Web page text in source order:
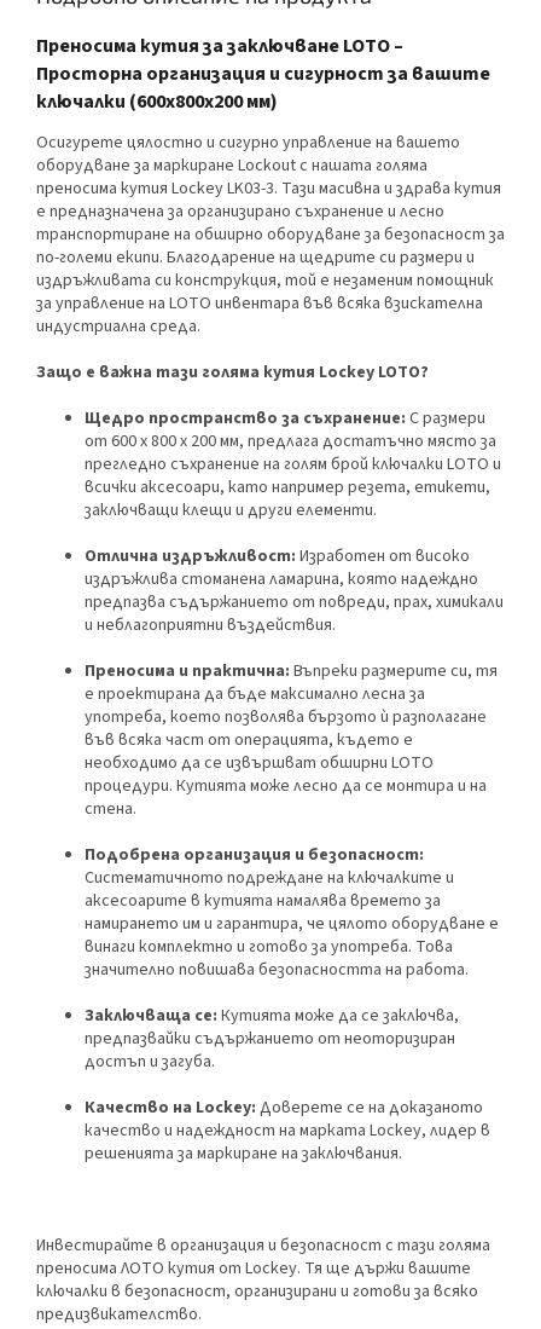
Преносима кутия за заключване LOTO –
Просторна организация и сигурност за вашите
ключалки (600x800x200 мм)
Осигурете цялостно и сигурно управление на вашето
оборудване за маркиране Lockout с нашата голяма
преносима кутия Lockey LK03-3. Тази масивна и здрава кутия
е предназначена за организирано съхранение и лесно
транспортиране на обширно оборудване за безопасност за
по-големи екипи. Благодарение на щедрите си размери и
издръжливата си конструкция, той е незаменим помощник
за управление на LOTO инвентара във всяка взискателна
индустриална среда.
Защо е важна тази голяма кутия Lockey LOTO?
Щедро пространство за съхранение: С размери
от 600 x 800 x 200 мм, предлага достатъчно място за
прегледно съхранение на голям брой ключалки LOTO и
всички аксесоари, като например резета, етикети,
заключващи клещи и други елементи.
Отлична издръжливост: Изработен от високо
издръжлива стоманена ламарина, която надеждно
предпазва съдържанието от повреди, прах, химикали
и неблагоприятни въздействия.
Преносима и практична: Въпреки размерите си, тя
е проектирана да бъде максимално лесна за
употреба, което позволява бързото ѝ разполагане
във всяка част от операцията, където е
необходимо да се извършват обширни LOTO
процедури. Кутията може лесно да се монтира и на
стена.
Подобрена организация и безопасност:
Систематичното подреждане на ключалките и
аксесоарите в кутията намалява времето за
намирането им и гарантира, че цялото оборудване е
винаги комплектно и готово за употреба. Това
значително повишава безопасността на работа.
Заключваща се: Кутията може да се заключва,
предпазвайки съдържанието от неоторизиран
достъп и загуба.
Качество на Lockey: Доверете се на доказаното
качество и надеждност на марката Lockey, лидер в
решенията за маркиране на заключвания.
Инвестирайте в организация и безопасност с тази голяма
преносима ЛОТО кутия от Lockey. Тя ще държи вашите
ключалки в безопасност, организирани и готови за всяко
предизвикателство.